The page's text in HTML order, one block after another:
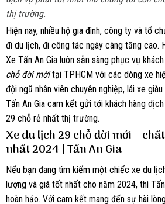
thị trường.
Hiện nay, nhiều hộ gia đình, công ty và tổ
đi du lịch, đi công tác ngày càng tăng cao.
Xe Tấn An Gia luôn sẵn sàng phục vụ
chỗ đời mớitại TPHCM với các dòng xe
đội ngũ nhân viên chuyên nghiệp, lái xe
Tấn An Gia cam kết gửi tới khách hàng
29 chỗ rẻ nhất thị trường.
Xe du lịch 29 chỗ đời mới –
nhất 2024 | Tấn An Gia
Nếu bạn đang tìm kiếm một chiếc xe du
lượng và giá tốt nhất cho năm 2024, thì
hoàn hảo. Với cam kết mang đến sự hài